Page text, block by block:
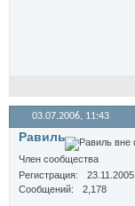
03.07.2006, 11:43
Равиль
Член сообщества
Регистрация
23.11.2005
Сообщений
2,178